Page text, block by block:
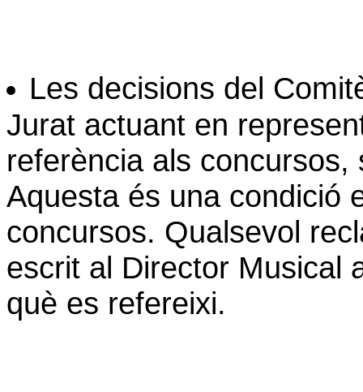
Les decisions del
Jurat actuant en
referència als
Aquesta és una condició
concursos. Qualsevol
escrit al Director Musical
què es refereixi.